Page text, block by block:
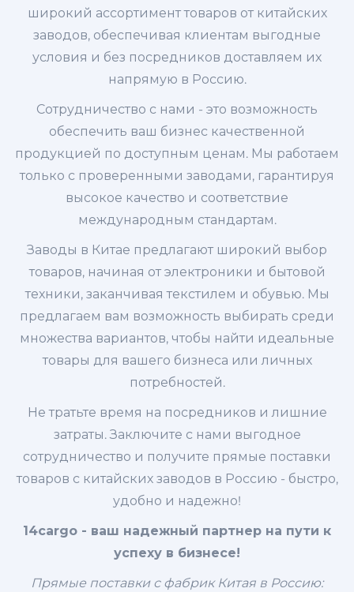
широкий ассортимент товаров от китайских
заводов, обеспечивая клиентам выгодные
условия и без посредников доставляем их
напрямую в Россию.
Сотрудничество с нами - это возможность
обеспечить ваш бизнес качественной
продукцией по доступным ценам. Мы работаем
только с проверенными заводами, гарантируя
высокое качество и соответствие
международным стандартам.
Заводы в Китае предлагают широкий выбор
товаров, начиная от электроники и бытовой
техники, заканчивая текстилем и обувью. Мы
предлагаем вам возможность выбирать среди
множества вариантов, чтобы найти идеальные
товары для вашего бизнеса или личных
потребностей.
Не тратьте время на посредников и лишние
затраты. Заключите с нами выгодное
сотрудничество и получите прямые поставки
товаров с китайских заводов в Россию - быстро,
удобно и надежно!
14cargo - ваш надежный партнер на пути к
успеху в бизнесе!
Прямые поставки с фабрик Китая в Россию: